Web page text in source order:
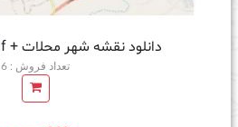
دانلود نقشه شهر محلات + pdf با کیفیت بالا
تعداد فروش : 6